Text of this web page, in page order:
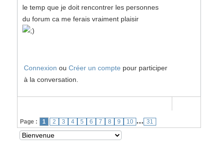
le temp que je doit rencontrer les personnes
du forum ca me ferais vraiment plaisir
Connexion ou Créer un compte pour participer
à la conversation.
Page : 1 2 3 4 5 6 7 8 9 10 ... 31